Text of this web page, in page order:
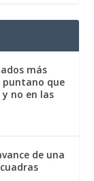
más
puntano que
no en las
de una